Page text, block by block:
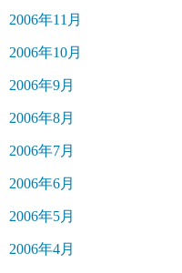
2006年11月
2006年10月
2006年9月
2006年8月
2006年7月
2006年6月
2006年5月
2006年4月